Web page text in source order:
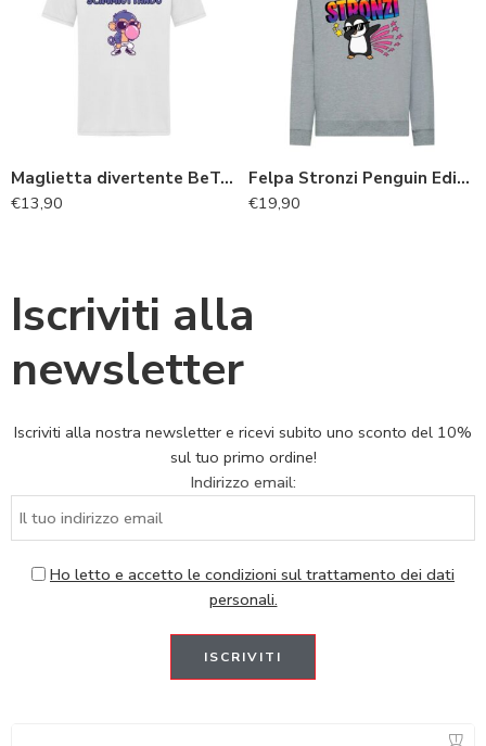
Maglietta divertente BeTee “Scimmia”
€13,90
Felpa Stronzi Penguin Edition
€19,90
Iscriviti alla
newsletter
Iscriviti alla nostra newsletter e ricevi subito uno sconto del 10%
sul tuo primo ordine!
Indirizzo email:
Ho letto e accetto le condizioni sul trattamento dei dati
personali.